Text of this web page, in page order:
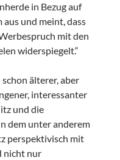
in Bezug auf
und meint, dass
mit den
widerspiegelt.“
älterer, aber
interessanter
und die
dem unter anderem
perspektivisch mit
nicht nur